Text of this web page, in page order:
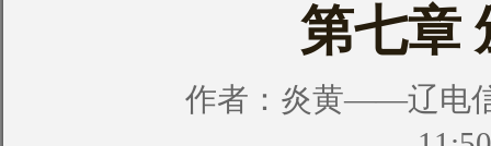
第七章
作者： 炎黄——辽电